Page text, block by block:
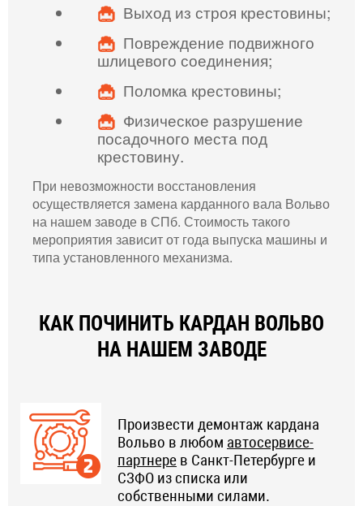
Выход из строя крестовины;
Повреждение подвижного
шлицевого соединения;
Поломка крестовины;
Физическое разрушение
посадочного места под
крестовину.
При невозможности восстановления
осуществляется замена карданного вала Вольво
на нашем заводе в СПб. Стоимость такого
мероприятия зависит от года выпуска машины и
типа установленного механизма.
КАК ПОЧИНИТЬ КАРДАН ВОЛЬВО
НА НАШЕМ ЗАВОДЕ
Произвести демонтаж кардана
Вольво в любом автосервисе-
партнере в Санкт-Петербурге и
СЗФО из списка или
собственными силами.